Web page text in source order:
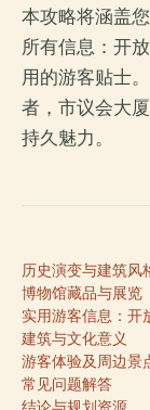
本攻略将涵盖
所有信息：开
用的游客贴士
者，市议会大
持久魅力。
历史演变与建筑风
博物馆藏品与展览
实用游客信息：开
建筑与文化意义
游客体验及周边景
常见问题解答
结论与规划资源